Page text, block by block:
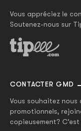
Vous appréciez le
Soutenez-nous sur
CONTACTER GMD
Vous souhaitez
promotionnels,
copieusement?